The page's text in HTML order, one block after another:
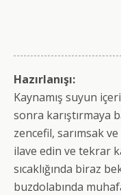
Hazırlanışı:
Kaynamış suyun
sonra karıştırmaya
zencefil, sarımsak
ilave edin ve tekrar
sıcaklığında biraz
buzdolabında